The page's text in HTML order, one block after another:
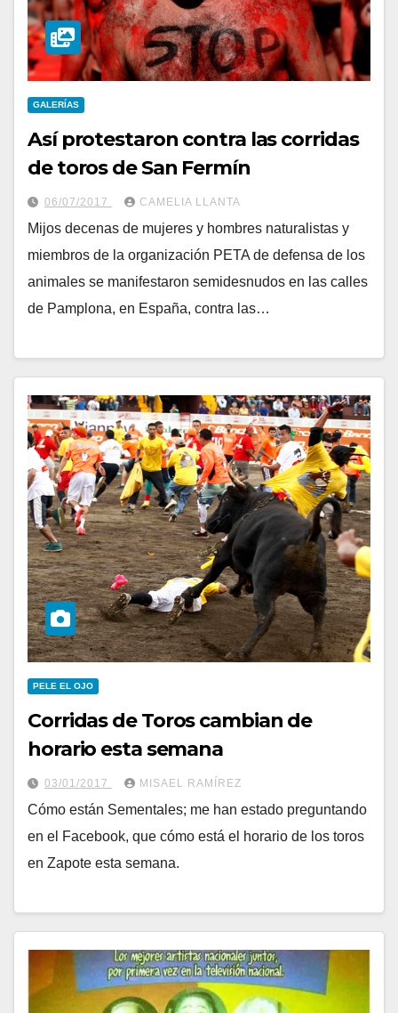
GALERÍAS
Así protestaron contra las corridas
de toros de San Fermín
06/07/2017 CAMELIA LLANTA
Mijos decenas de mujeres y hombres naturalistas y
miembros de la organización PETA de defensa de los
animales se manifestaron semidesnudos en las calles
de Pamplona, en España, contra las…
PELE EL OJO
Corridas de Toros cambian de
horario esta semana
03/01/2017 MISAEL RAMÍREZ
Cómo están Sementales; me han estado preguntando
en el Facebook, que cómo está el horario de los toros
en Zapote esta semana.